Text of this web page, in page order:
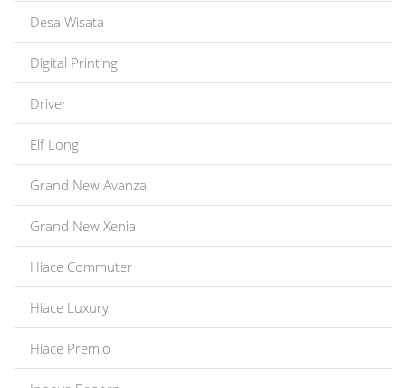
Desa Wisata
Digital Printing
Driver
Elf Long
Grand New Avanza
Grand New Xenia
Hiace Commuter
Hiace Luxury
Hiace Premio